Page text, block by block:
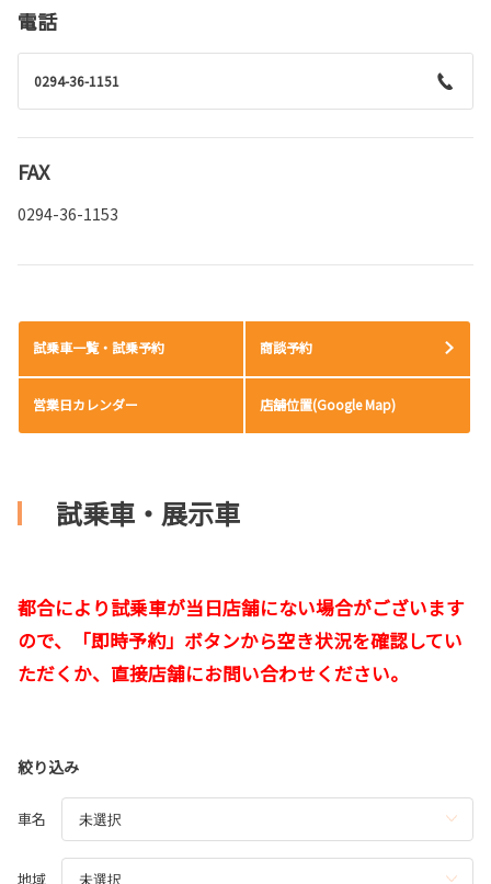
電話
0294-36-1151
FAX
0294-36-1153
試乗車一覧・試乗予約 商談予約
営業日カレンダー 店舗位置(Google Map)
試乗車・展示車
都合により試乗車が当日店舗にない場合がございます
ので、「即時予約」ボタンから空き状況を確認してい
ただくか、直接店舗にお問い合わせください。
絞り込み
車名
地域